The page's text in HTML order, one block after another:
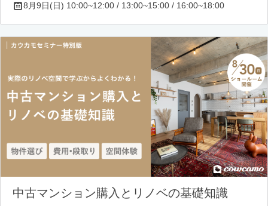
8月9日(日) 10:00~12:00 / 13:00~15:00 / 16:00~18:00
中古マンション購入とリノベの基礎知識